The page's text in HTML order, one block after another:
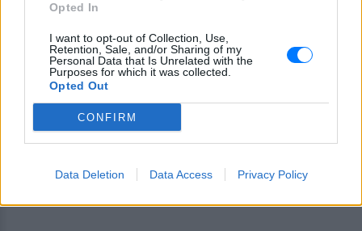
Opted In
I want to opt-out of Collection, Use,
Retention, Sale, and/or Sharing of my
Personal Data that Is Unrelated with the
Purposes for which it was collected.
Opted Out
CONFIRM
Data Deletion Data Access Privacy Policy